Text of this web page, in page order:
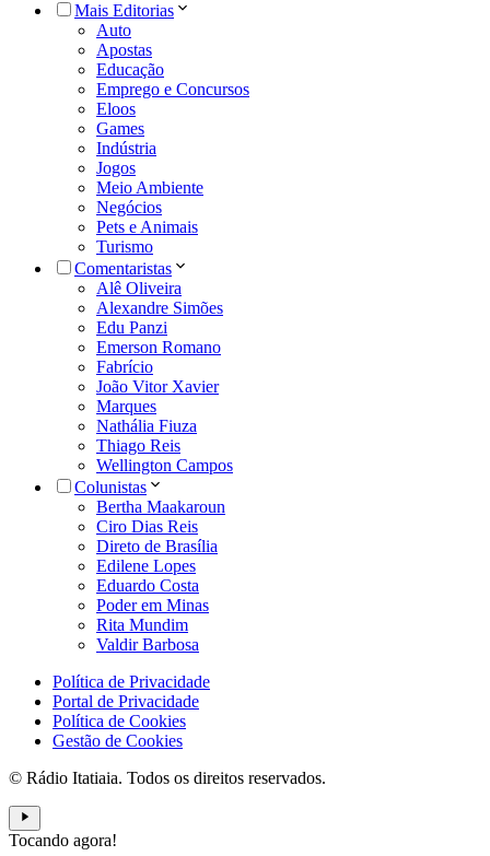
Mais Editorias
Auto
Apostas
Educação
Emprego e Concursos
Eloos
Games
Indústria
Jogos
Meio Ambiente
Negócios
Pets e Animais
Turismo
Comentaristas
Alê Oliveira
Alexandre Simões
Edu Panzi
Emerson Romano
Fabrício
João Vitor Xavier
Marques
Nathália Fiuza
Thiago Reis
Wellington Campos
Colunistas
Bertha Maakaroun
Ciro Dias Reis
Direto de Brasília
Edilene Lopes
Eduardo Costa
Poder em Minas
Rita Mundim
Valdir Barbosa
Política de Privacidade
Portal de Privacidade
Política de Cookies
Gestão de Cookies
© Rádio Itatiaia. Todos os direitos reservados.
Tocando agora!